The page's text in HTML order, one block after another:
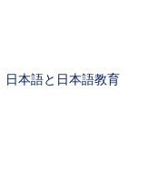
ム市民社会ガバナンス
日本語と日本語教育